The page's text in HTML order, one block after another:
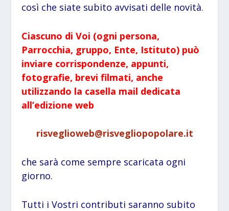
così che siate subito avvisati delle novità.
Ciascuno di Voi (ogni persona,
Parrocchia, gruppo, Ente, Istituto) può
inviare corrispondenze, appunti,
fotografie, brevi filmati, anche
utilizzando la casella mail dedicata
all’edizione web
risveglioweb@risvegliopopolare.it
che sarà come sempre scaricata ogni
giorno.
Tutti i Vostri contributi saranno subito